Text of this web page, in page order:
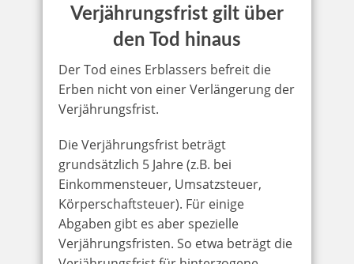
Verjährungsfrist gilt über
den Tod hinaus
Der Tod eines Erblassers befreit die
Erben nicht von einer Verlängerung der
Verjährungsfrist.
Die Verjährungsfrist beträgt
grundsätzlich 5 Jahre (z.B. bei
Einkommensteuer, Umsatzsteuer,
Körperschaftsteuer). Für einige
Abgaben gibt es aber spezielle
Verjährungsfristen. So etwa beträgt die